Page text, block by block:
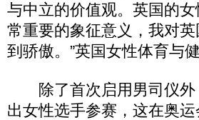
与中立的价值观。英国的
常重要的象征意义，我对
到骄傲。”英国女性体育与
除了首次启用男司仪外
出女性选手参赛，这在奥